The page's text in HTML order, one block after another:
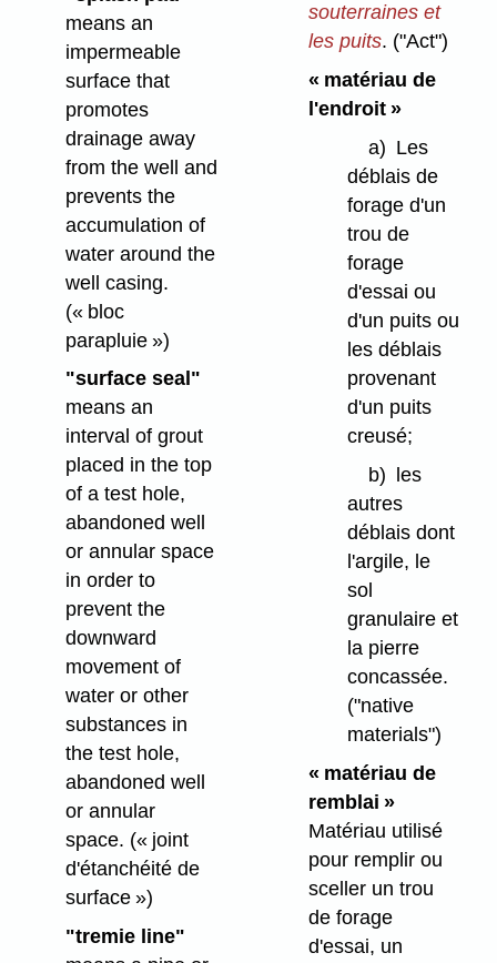
means an
impermeable
surface that
promotes
drainage away
from the well and
prevents the
accumulation of
water around the
well casing.
(« bloc
parapluie »)
"surface seal"
means an
interval of grout
placed in the top
of a test hole,
abandoned well
or annular space
in order to
prevent the
downward
movement of
water or other
substances in
the test hole,
abandoned well
or annular
space. (« joint
d'étanchéité de
surface »)
"tremie line"
souterraines et
les puits. ("Act")
« matériau de
l'endroit »
a) Les
déblais de
forage d'un
trou de
forage
d'essai ou
d'un puits ou
les déblais
provenant
d'un puits
creusé;
b) les
autres
déblais dont
l'argile, le
sol
granulaire et
la pierre
concassée.
("native
materials")
« matériau de
remblai »
Matériau utilisé
pour remplir ou
sceller un trou
de forage
d'essai, un